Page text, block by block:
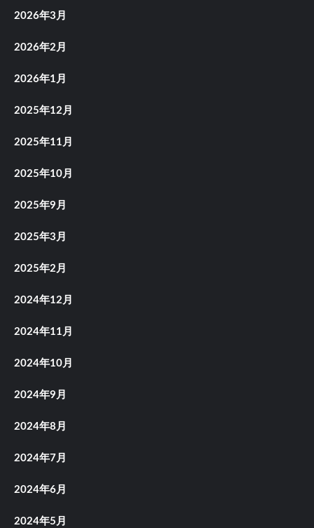
2026年3月
2026年2月
2026年1月
2025年12月
2025年11月
2025年10月
2025年9月
2025年3月
2025年2月
2024年12月
2024年11月
2024年10月
2024年9月
2024年8月
2024年7月
2024年6月
2024年5月